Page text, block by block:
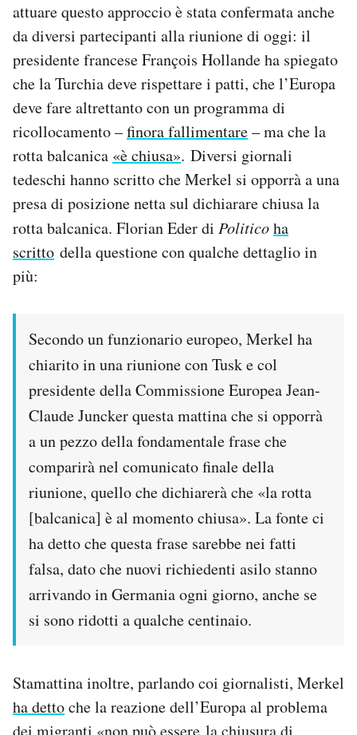
attuare questo approccio è stata confermata anche
da diversi partecipanti alla riunione di oggi: il
presidente francese François Hollande ha spiegato
che la Turchia deve rispettare i patti, che l’Europa
deve fare altrettanto con un programma di
ricollocamento –finora fallimentare– ma che la
rotta balcanica «è chiusa». Diversi giornali
tedeschi hanno scritto che Merkel si opporrà a una
presa di posizione netta sul dichiarare chiusa la
rotta balcanica. Florian Eder di Politicoha
scritto della questione con qualche dettaglio in
più:
Secondo un funzionario europeo, Merkel ha
chiarito in una riunione con Tusk e col
presidente della Commissione Europea Jean-
Claude Juncker questa mattina che si opporrà
a un pezzo della fondamentale frase che
comparirà nel comunicato finale della
riunione, quello che dichiarerà che «la rotta
[balcanica] è al momento chiusa». La fonte ci
ha detto che questa frase sarebbe nei fatti
falsa, dato che nuovi richiedenti asilo stanno
arrivando in Germania ogni giorno, anche se
si sono ridotti a qualche centinaio.
Stamattina inoltre, parlando coi giornalisti, Merkel
ha dettoche la reazione dell’Europa al problema
dei migranti «non può essere la chiusura di